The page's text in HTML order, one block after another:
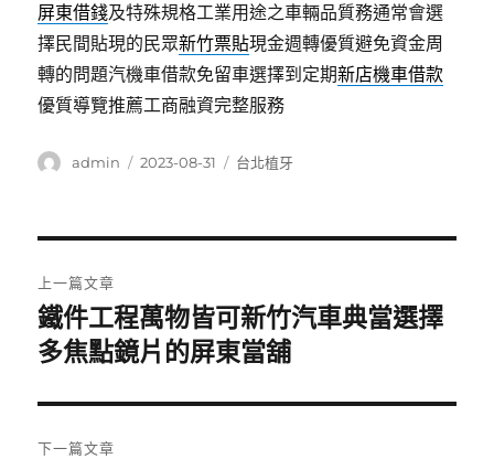
屏東借錢及特殊規格工業用途之車輛品質務通常會選
擇民間貼現的民眾新竹票貼現金週轉優質避免資金周
轉的問題汽機車借款免留車選擇到定期新店機車借款
優質導覽推薦工商融資完整服務
作
admin
發
2023-08-31
分
台北植牙
章
導
覽
上一篇文章
上
一
文
章:
鐵件工程萬物皆可新竹汽車典當選擇
多焦點鏡片的屏東當舖
下一篇文章